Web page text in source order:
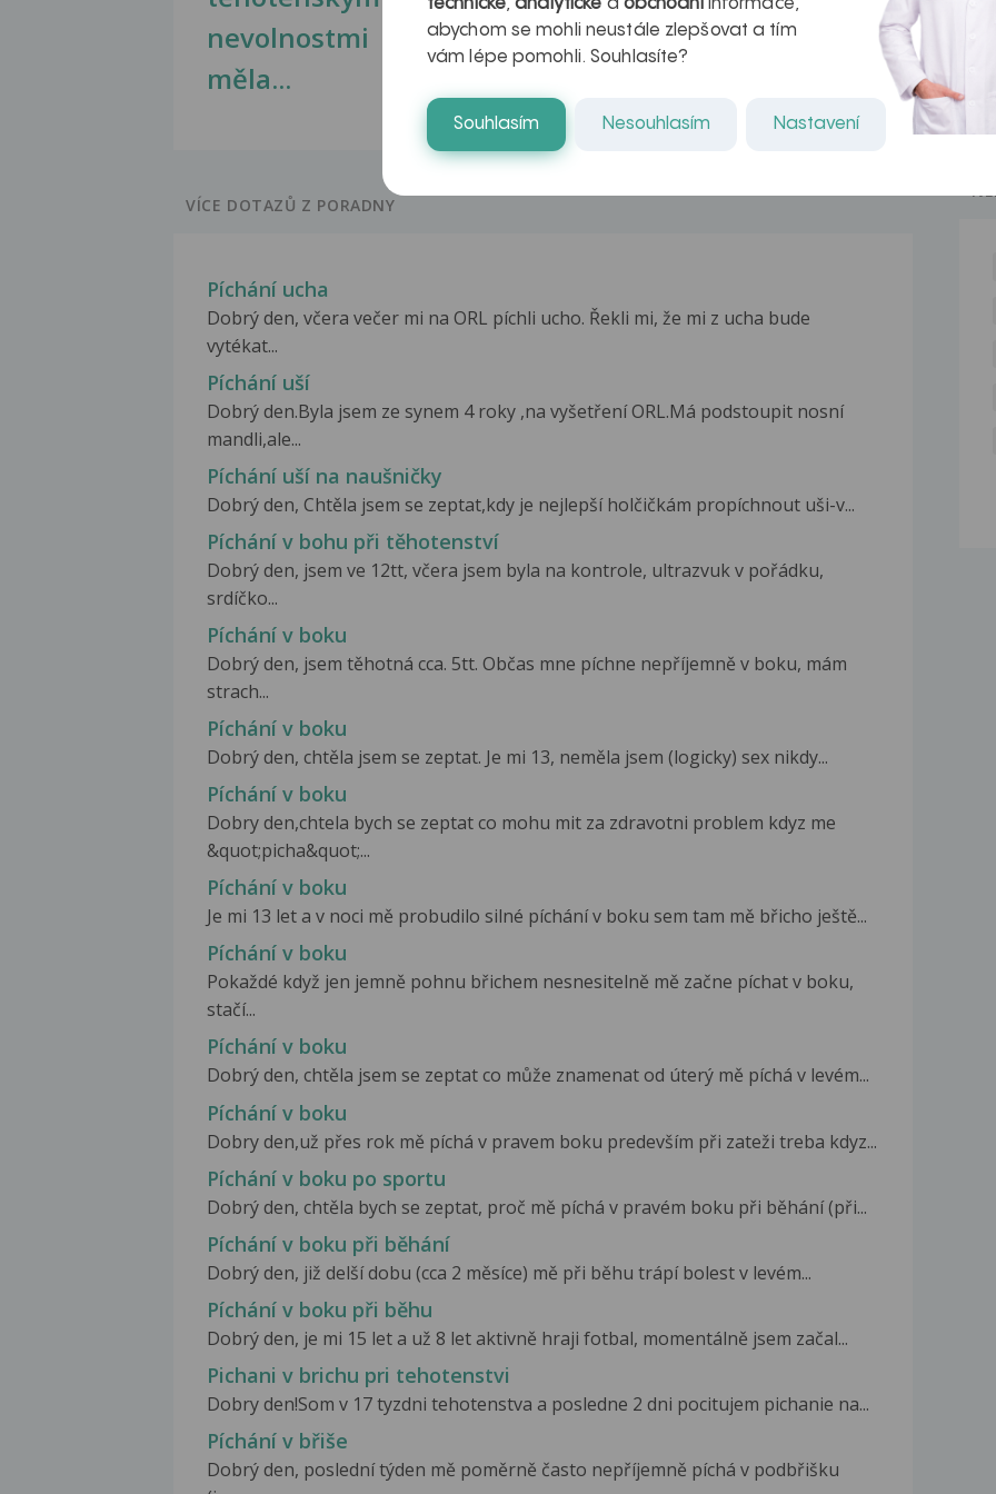
nevolnostmi
měla...
naděje pro ty,
VÍCE DOTAZŮ Z PORADNY
Píchání ucha
Dobrý den, včera večer mi na ORL píchli ucho. Řekli mi, že mi z ucha bude
vytékat...
Píchání uší
Dobrý den.Byla jsem ze synem 4 roky ,na vyšetření ORL.Má podstoupit nosní
mandli,ale...
Píchání uší na naušničky
Dobrý den, Chtěla jsem se zeptat,kdy je nejlepší holčičkám propíchnout uši-v...
Píchání v bohu při těhotenství
Dobrý den, jsem ve 12tt, včera jsem byla na kontrole, ultrazvuk v pořádku,
srdíčko...
Píchání v boku
Dobrý den, jsem těhotná cca. 5tt. Občas mne píchne nepříjemně v boku, mám
strach...
Píchání v boku
Dobrý den, chtěla jsem se zeptat. Je mi 13, neměla jsem (logicky) sex nikdy...
Píchání v boku
Dobry den,chtela bych se zeptat co mohu mit za zdravotni problem kdyz me
&quot;picha&quot;...
Píchání v boku
Je mi 13 let a v noci mě probudilo silné píchání v boku sem tam mě břicho ještě...
Píchání v boku
Pokaždé když jen jemně pohnu břichem nesnesitelně mě začne píchat v boku,
stačí...
Píchání v boku
Dobrý den, chtěla jsem se zeptat co může znamenat od úterý mě píchá v levém...
Píchání v boku
Dobry den,už přes rok mě píchá v pravem boku predevším při zateži treba kdyz...
Píchání v boku po sportu
Dobrý den, chtěla bych se zeptat, proč mě píchá v pravém boku při běhání (při...
Píchání v boku při běhání
Dobrý den, již delší dobu (cca 2 měsíce) mě při běhu trápí bolest v levém...
Píchání v boku při běhu
Dobrý den, je mi 15 let a už 8 let aktivně hraji fotbal, momentálně jsem začal...
Pichani v brichu pri tehotenstvi
Dobry den!Som v 17 tyzdni tehotenstva a posledne 2 dni pocitujem pichanie na...
Píchání v břiše
Dobrý den, poslední týden mě poměrně často nepříjemně píchá v podbřišku
technické,analytické a obchodníinformace,
abychom se mohli neustále zlepšovat a tím
vám lépe pomohli. Souhlasíte?
Souhlasím Nesouhlasím Nastavení